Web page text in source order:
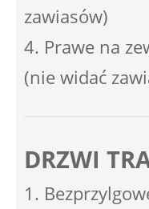
zawiasów)
4. Prawe na
(nie widać
DRZWI
1.